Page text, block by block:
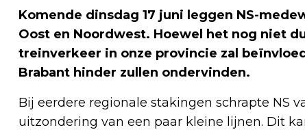
Komende dinsdag 17 juni leggen NS-
Oost en Noordwest. Hoewel het nog niet
treinverkeer in onze provincie zal
Brabant hinder zullen ondervinden.
Bij eerdere regionale stakingen schrapte NS
uitzondering van een paar kleine lijnen. Dit